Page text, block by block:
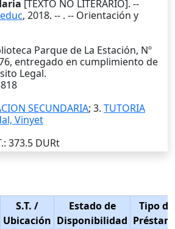
[TEXTO NO LITERARIO]. --
, 2018. -- . -- Orientación y
Parque de La Estación, Nº
entregado en cumplimiento de
Legal.
SECUNDARIA; 3. TUTORIA
Vinyet
: 373.5 DURt
S.T. /
Ubicación
Estado de
Disponibilidad
Tipo de